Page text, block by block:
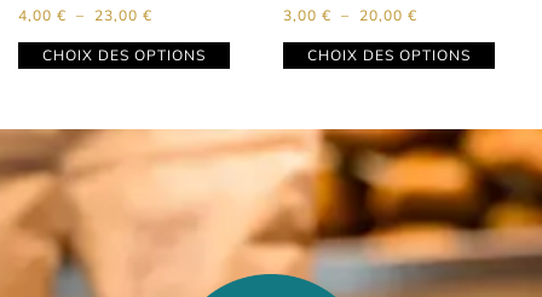
4,00 € – 23,00 €
CHOIX DES OPTIONS
3,00 € – 20,00 €
CHOIX DES OPTIONS